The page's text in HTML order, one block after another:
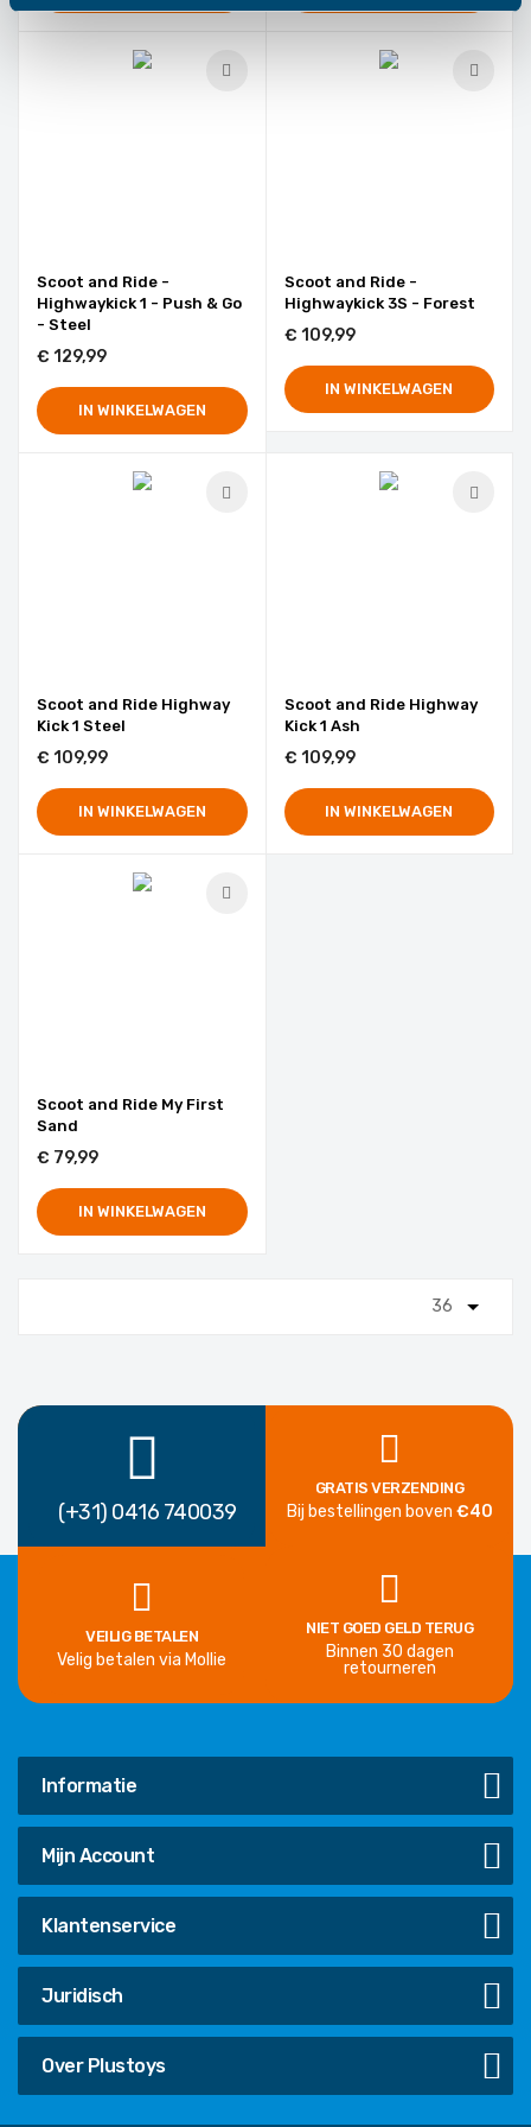
Scoot and Ride -
Highwaykick 1 - Push & Go
- Steel
€ 129,99
IN WINKELWAGEN
Scoot and Ride -
Highwaykick 3S - Forest
€ 109,99
IN WINKELWAGEN
Scoot and Ride Highway
Kick 1 Steel
€ 109,99
IN WINKELWAGEN
Scoot and Ride Highway
Kick 1 Ash
€ 109,99
IN WINKELWAGEN
Scoot and Ride My First
Sand
€ 79,99
IN WINKELWAGEN
(+31) 0416 740039
GRATIS VERZENDING
Bij bestellingen boven €40
VEILIG BETALEN
Velig betalen via Mollie
NIET GOED GELD TERUG
Binnen 30 dagen
retourneren
Informatie
Mijn Account
Klantenservice
Juridisch
Over Plustoys